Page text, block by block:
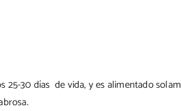
25-30 días de vida, y es alimentado